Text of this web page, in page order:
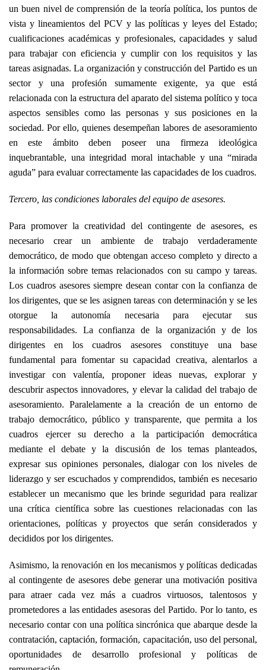
un buen nivel de comprensión de la teoría política, los puntos de
vista y lineamientos del PCV y las políticas y leyes del Estado;
cualificaciones académicas y profesionales, capacidades y salud
para trabajar con eficiencia y cumplir con los requisitos y las
tareas asignadas. La organización y construcción del Partido es un
sector y una profesión sumamente exigente, ya que está
relacionada con la estructura del aparato del sistema político y toca
aspectos sensibles como las personas y sus posiciones en la
sociedad. Por ello, quienes desempeñan labores de asesoramiento
en este ámbito deben poseer una firmeza ideológica
inquebrantable, una integridad moral intachable y una “mirada
aguda” para evaluar correctamente las capacidades de los cuadros.
Tercero, las condiciones laborales del equipo de asesores.
Para promover la creatividad del contingente de asesores, es
necesario crear un ambiente de trabajo verdaderamente
democrático, de modo que obtengan acceso completo y directo a
la información sobre temas relacionados con su campo y tareas.
Los cuadros asesores siempre desean contar con la confianza de
los dirigentes, que se les asignen tareas con determinación y se les
otorgue la autonomía necesaria para ejecutar sus
responsabilidades. La confianza de la organización y de los
dirigentes en los cuadros asesores constituye una base
fundamental para fomentar su capacidad creativa, alentarlos a
investigar con valentía, proponer ideas nuevas, explorar y
descubrir aspectos innovadores, y elevar la calidad del trabajo de
asesoramiento. Paralelamente a la creación de un entorno de
trabajo democrático, público y transparente, que permita a los
cuadros ejercer su derecho a la participación democrática
mediante el debate y la discusión de los temas planteados,
expresar sus opiniones personales, dialogar con los niveles de
liderazgo y ser escuchados y comprendidos, también es necesario
establecer un mecanismo que les brinde seguridad para realizar
una crítica científica sobre las cuestiones relacionadas con las
orientaciones, políticas y proyectos que serán considerados y
decididos por los dirigentes.
Asimismo, la renovación en los mecanismos y políticas dedicadas
al contingente de asesores debe generar una motivación positiva
para atraer cada vez más a cuadros virtuosos, talentosos y
prometedores a las entidades asesoras del Partido. Por lo tanto, es
necesario contar con una política sincrónica que abarque desde la
contratación, captación, formación, capacitación, uso del personal,
oportunidades de desarrollo profesional y políticas de